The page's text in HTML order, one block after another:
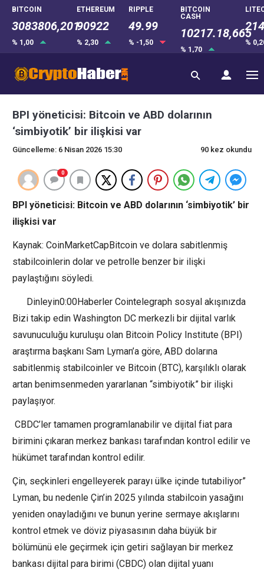
BITCOIN
3083806,201
% 1,00
ETHEREUM
90922
% 2,30
RIPPLE
49.99
% -1,50
BITCOIN
CASH
10217.18,665
% 1,70
%
BPI yöneticisi: Bitcoin ve ABD dolarının
‘simbiyotik’ bir ilişkisi var
Güncelleme: 6 Nisan 2026 15:30 90 kez okundu
0
BPI yöneticisi: Bitcoin ve ABD dolarının ‘simbiyotik’ bir
ilişkisi var
Kaynak: CoinMarketCapBitcoin ve dolara sabitlenmiş
stabilcoinlerin dolar ve petrolle benzer bir ilişki
paylaştığını söyledi.
Dinleyin0:00Haberler Cointelegraph sosyal akışınızda
Bizi takip edin Washington DC merkezli bir dijital varlık
savunuculuğu kuruluşu olan Bitcoin Policy Institute (BPI)
araştırma başkanı Sam Lyman’a göre, ABD dolarına
sabitlenmiş stabilcoinler ve Bitcoin (BTC), karşılıklı olarak
artan benimsenmeden yararlanan “simbiyotik” bir ilişki
paylaşıyor.
CBDC’ler tamamen programlanabilir ve dijital fiat para
birimini çıkaran merkez bankası tarafından kontrol edilir ve
hükümet tarafından kontrol edilir.
Çin, seçkinleri engelleyerek parayı ülke içinde tutabiliyor”
Lyman, bu nedenle Çin’in 2025 yılında stabilcoin yasağını
yeniden onayladığını ve bunun yerine sermaye akışlarını
kontrol etmek ve döviz piyasasının daha büyük bir
bölümünü ele geçirmek için getiri sağlayan bir merkez
bankası dijital para birimi (CBDC) olan dijital yuanı